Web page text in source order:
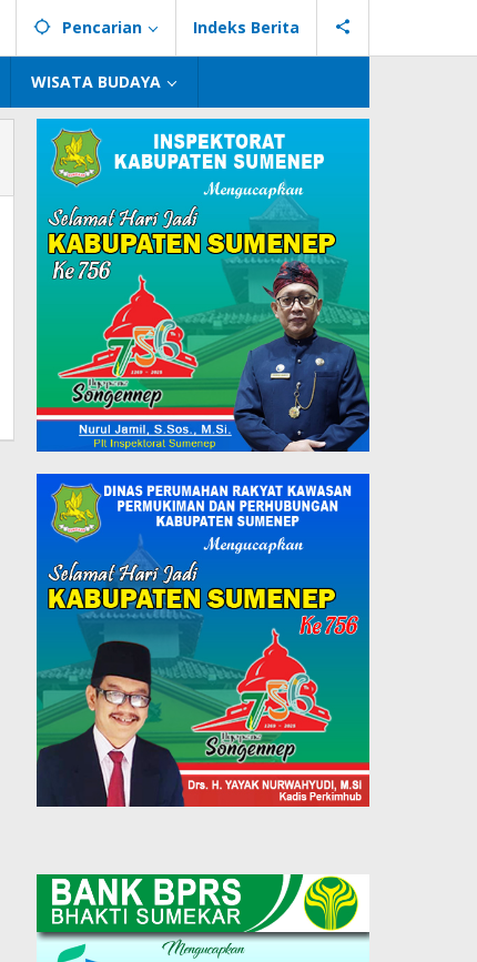
Pencarian Indeks Berita
WISATA BUDAYA